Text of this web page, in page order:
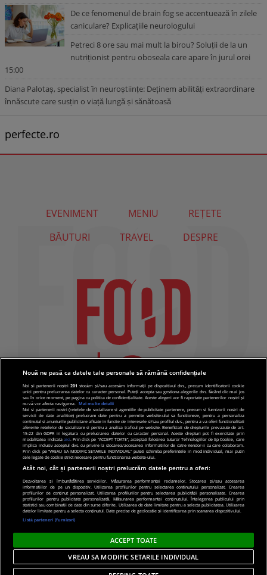
De ce fenomenul de brain fog se accentuează în zilele
caniculare? Explicațiile neurologului
Petreci 8 ore sau mai mult la birou? Soluții de la un
nutriționist pentru oboseala care apare în jurul orei
15:00
Diana Palotaș, specialist în neuroștiințe: Deținem abilități extraordinare
înnăscute care susțin o viață lungă și sănătoasă
perfecte.ro
EVENIMENT MENIU
REȚETE
BĂUTURI
TRAVEL DESPRE
© 2019 PRO TV S.R.L |Politica de Cookie|Politica
de confidentialitate
Nouă ne pasă ca datele tale personale să rămână confidențiale
Noi și partenerii noștri201 stocăm și/sau accesăm informații pe dispozitivul dvs., precum identificatorii cookie
unici pentru prelucrarea datelor cu caracter personal. Puteți accepta sau gestiona alegerile dvs. făcând clic mai jos
sau în orice moment, pe pagina cu politica de confidențialitate. Aceste alegeri vor fi raportate partenerilor noștri și
nu vă vor afecta navigarea.
Mai multe detalii
Noi si partenerii nostri (retelele de socializare si agentiile de publicitate partenere, precum si furnizorii nostri de
servicii de date analitice) prelucram date pentru a permite website-ului sa functioneze, pentru a personaliza
continutul si anunturile publicitare afisate in functie de interesele si/sau profilul dvs., pentru a va oferi functionalitati
aferente retelelor de socializare si pentru a analiza traficul pe website. Beneficiati de drepturile prevazute de art.
15-22 din GDPR in legatura cu prelucrarea datelor cu caracter personal. Aceste drepturi pot fi exercitate prin
modalitatea indicata aici. Prin click pe “ACCEPT TOATE”, acceptati folosirea tuturor Tehnologiilor de tip Cookie, care
implica inclusiv acceptul dvs. cu privire la stocarea/accesarea informatiilor de catre Vendor-ii cu care colaboram.
Prin click pe “VREAU SA MODIFIC SETARILE INDIVIDUAL” puteti schimba preferintele in mod individual, mai putin
cele legate de cookie strict necesare pentru functionarea website-ului.
Atât noi, cât și partenerii noștri prelucrăm datele pentru a oferi:
Dezvoltarea și îmbunătățirea serviciilor. Măsurarea performanței reclamelor. Stocarea și/sau accesarea
informațiilor de pe un dispozitiv. Utilizarea profilurilor pentru selectarea conținutului personalizat. Crearea
profilurilor de conținut personalizat. Utilizarea profilurilor pentru selectarea publicității personalizate. Crearea
profilurilor pentru publicitate personalizată. Măsurarea performanței conținutului. Înțelegerea publicului prin
statistici sau combinații de date din surse diferite. Utilizarea de date limitate pentru a selecta publicitatea. Utilizarea
datelor limitate pentru a selecta conținutul. Date precise de geolocație și identificarea prin scanarea dispozitivului.
Listă parteneri (furnizori)
ACCEPT TOATE
VREAU SA MODIFIC SETARILE INDIVIDUAL